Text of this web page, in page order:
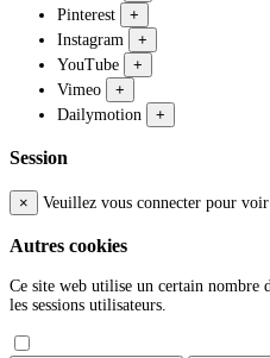
Pinterest
+
Instagram
+
YouTube
+
Vimeo
+
Dailymotion
+
Session
× Veuillez vous connecter pour
Autres cookies
Ce site web utilise un certain nombre
les sessions utilisateurs.